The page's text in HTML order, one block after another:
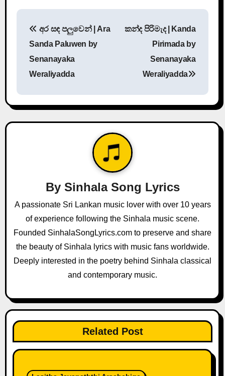
P
n
a
a
i
o
අර සඳ පලුවෙන් | Ara
Sanda Paluwen by
Senanayaka
Weraliyadda
කන්ද පිරිමැද | Kanda
Pirimada by
Senanayaka
Weraliyadda
By Sinhala Song Lyrics
A passionate Sri Lankan music lover with over 10 years
of experience following the Sinhala music scene.
Founded SinhalaSongLyrics.com to preserve and share
the beauty of Sinhala lyrics with music fans worldwide.
Deeply interested in the poetry behind Sinhala classical
and contemporary music.
Related Post